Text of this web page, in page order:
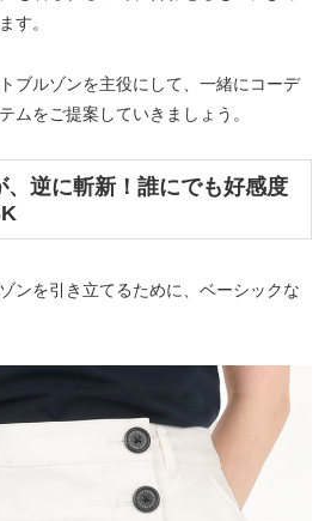
す。
ブルゾンを主役にして、一緒にコーデ
ムをご提案していきましょう。
、逆に斬新！誰にでも好感度
ンを引き立てるために、ベーシックな